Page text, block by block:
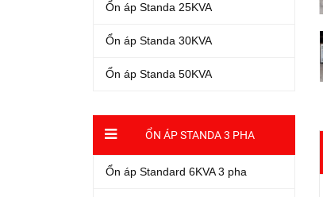
Ổn áp Standa 25KVA
Ổn áp Standa 30KVA
Ổn áp Standa 50KVA
ỔN ÁP STANDA 3 PHA
Ổn áp Standard 6KVA 3 pha